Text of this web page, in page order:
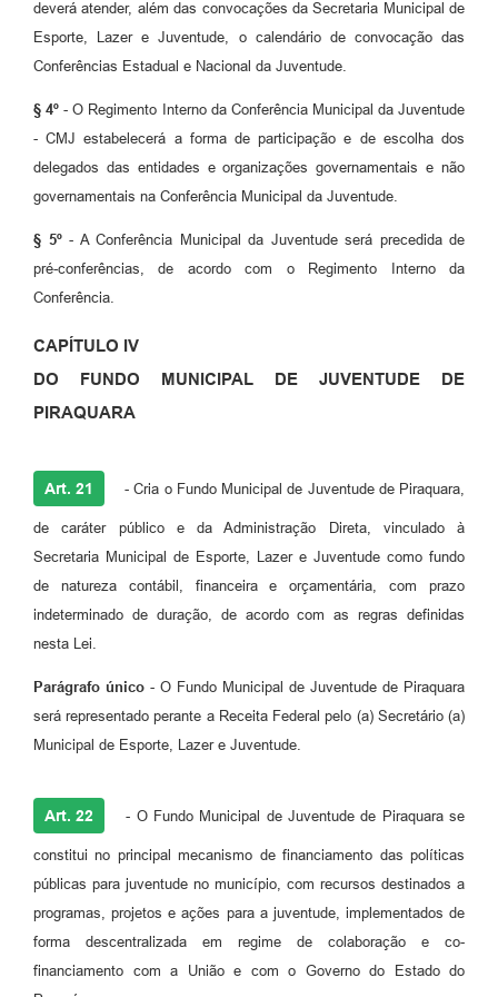
deverá atender, além das convocações da Secretaria Municipal de
Esporte, Lazer e Juventude, o calendário de convocação das
Conferências Estadual e Nacional da Juventude.
§ 4º - O Regimento Interno da Conferência Municipal da Juventude
- CMJ estabelecerá a forma de participação e de escolha dos
delegados das entidades e organizações governamentais e não
governamentais na Conferência Municipal da Juventude.
§ 5º- A Conferência Municipal da Juventude será precedida de
pré-conferências, de acordo com o Regimento Interno da
Conferência.
CAPÍTULO IV
DO FUNDO MUNICIPAL DE JUVENTUDE DE
PIRAQUARA
Art. 21 - Cria o Fundo Municipal de Juventude de Piraquara,
de caráter público e da Administração Direta, vinculado à
Secretaria Municipal de Esporte, Lazer e Juventude como fundo
de natureza contábil, financeira e orçamentária, com prazo
indeterminado de duração, de acordo com as regras definidas
nesta Lei.
Parágrafo único - O Fundo Municipal de Juventude de Piraquara
será representado perante a Receita Federal pelo (a) Secretário (a)
Municipal de Esporte, Lazer e Juventude.
Art. 22 - O Fundo Municipal de Juventude de Piraquara se
constitui no principal mecanismo de financiamento das políticas
públicas para juventude no município, com recursos destinados a
programas, projetos e ações para a juventude, implementados de
forma descentralizada em regime de colaboração e co-
financiamento com a União e com o Governo do Estado do